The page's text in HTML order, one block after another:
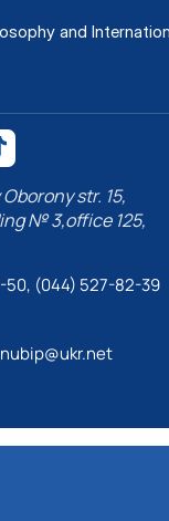
and
str. 15,
№ 3,office 125,
50, (044) 527-82-39